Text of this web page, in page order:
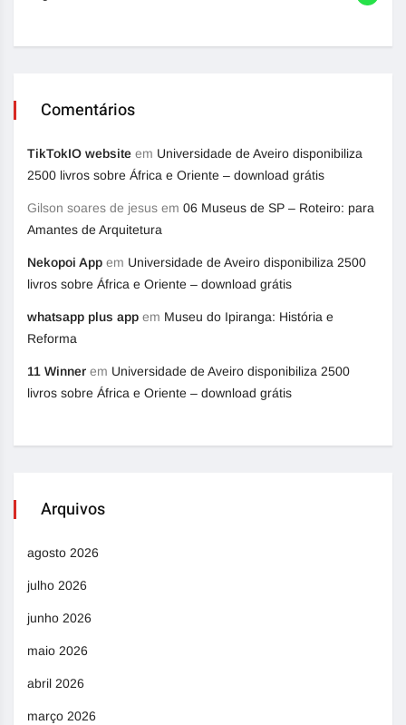
Comentários
TikTokIO website em Universidade de Aveiro disponibiliza
2500 livros sobre África e Oriente – download grátis
Gilson soares de jesus em 06 Museus de SP – Roteiro: para
Amantes de Arquitetura
Nekopoi App em Universidade de Aveiro disponibiliza 2500
livros sobre África e Oriente – download grátis
whatsapp plus app em Museu do Ipiranga: História e
Reforma
11 Winner em Universidade de Aveiro disponibiliza 2500
livros sobre África e Oriente – download grátis
Arquivos
agosto 2026
julho 2026
junho 2026
maio 2026
abril 2026
março 2026